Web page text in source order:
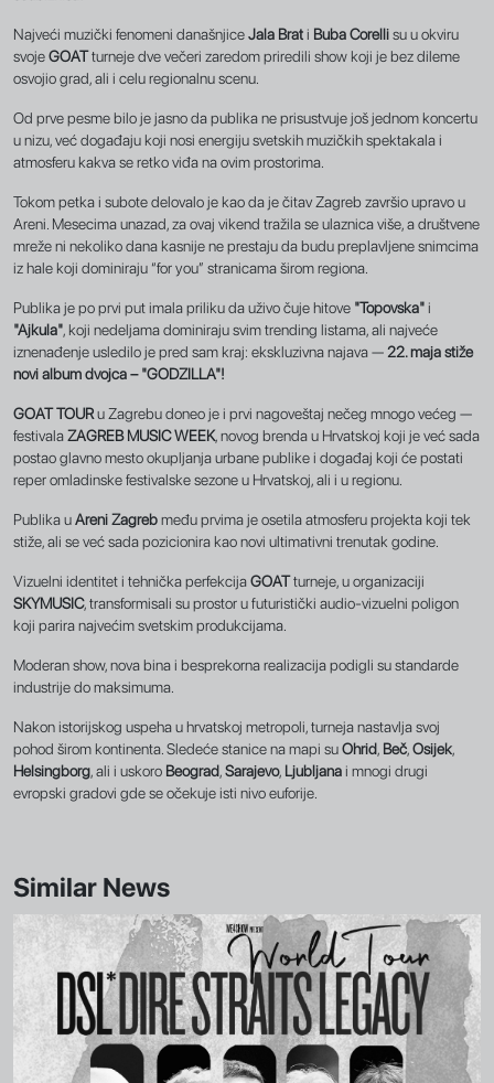
Najveći muzički fenomeni današnjiceJala Brati Buba Corellisu u okviru
svojeGOATturneje dve večeri zaredom priredili show koji je bez dileme
osvojio grad, ali i celu regionalnu scenu.
Od prve pesme bilo je jasno da publika ne prisustvuje još jednom koncertu
u nizu, već događaju koji nosi energiju svetskih muzičkih spektakala i
atmosferu kakva se retko viđa na ovim prostorima.
Tokom petka i subote delovalo je kao da je čitav Zagreb završio upravo u
Areni. Mesecima unazad, za ovaj vikend tražila se ulaznica više, a društvene
mreže ni nekoliko dana kasnije ne prestaju da budu preplavljene snimcima
iz hale koji dominiraju “for you” stranicama širom regiona.
Publika je po prvi put imala priliku da uživo čuje hitove "Topovska"i
"Ajkula", koji nedeljama dominiraju svim trending listama, ali najveće
iznenađenje usledilo je pred sam kraj: ekskluzivna najava —22. maja stiže
novi album dvojca – "GODZILLA"!
GOAT TOURu Zagrebu doneo je i prvi nagoveštaj nečeg mnogo većeg —
festivalaZAGREB MUSIC WEEK, novog brenda u Hrvatskoj koji je već sada
postao glavno mesto okupljanja urbane publike i događaj koji će postati
reper omladinske festivalske sezone u Hrvatskoj, ali i u regionu.
Publika uAreni Zagrebmeđu prvima je osetila atmosferu projekta koji tek
stiže, ali se već sada pozicionira kao novi ultimativni trenutak godine.
Vizuelni identitet i tehnička perfekcijaGOATturneje, u organizaciji
SKYMUSIC, transformisali su prostor u futuristički audio-vizuelni poligon
koji parira najvećim svetskim produkcijama.
Moderan show, nova bina i besprekorna realizacija podigli su standarde
industrije do maksimuma.
Nakon istorijskog uspeha u hrvatskoj metropoli, turneja nastavlja svoj
pohod širom kontinenta. Sledeće stanice na mapi suOhrid, Beč,Osijek,
Helsingborg, ali i uskoro Beograd,Sarajevo, Ljubljanai mnogi drugi
evropski gradovi gde se očekuje isti nivo euforije.
Similar News